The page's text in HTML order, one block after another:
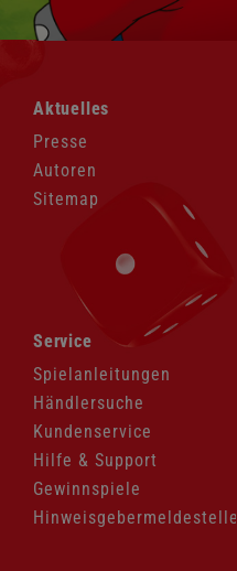
Navigation
überspringen
Aktuelles
Presse
Autoren
Sitemap
Navigation
überspringen
Service
Spielanleitungen
Händlersuche
Kundenservice
Hilfe & Support
Gewinnspiele
Hinweisgebermeldestelle